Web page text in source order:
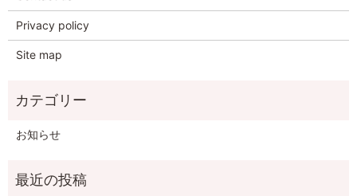
Privacy policy
Site map
お知らせ